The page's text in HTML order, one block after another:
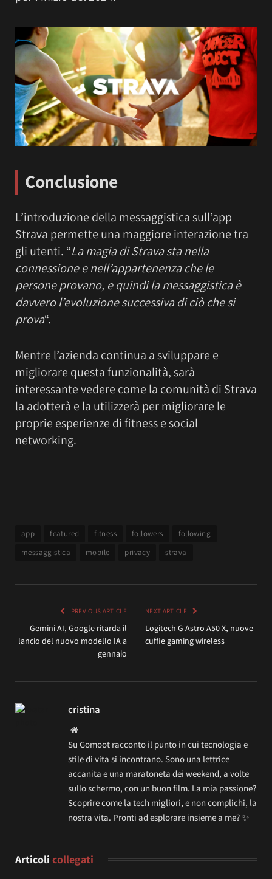
Conclusione
L’introduzione della messaggistica sull’app
Strava permette una maggiore interazione tra
gli utenti. “La magia di Strava sta nella
connessione e nell’appartenenza che le
persone provano, e quindi la messaggistica è
davvero l’evoluzione successiva di ciò che si
prova“.
Mentre l’azienda continua a sviluppare e
migliorare questa funzionalità, sarà
interessante vedere come la comunità di Strava
la adotterà e la utilizzerà per migliorare le
proprie esperienze di fitness e social
networking.
app featured fitness followers
following
messaggistica
mobile privacy strava
PREVIOUS ARTICLE
Gemini AI, Google ritarda il
lancio del nuovo modello IA a
gennaio
NEXT ARTICLE
Logitech G Astro A50 X, nuove
cuffie gaming wireless
cristina
Website
Su Gomoot racconto il punto in cui tecnologia e
stile di vita si incontrano. Sono una lettrice
accanita e una maratoneta dei weekend, a volte
sullo schermo, con un buon film. La mia passione?
Scoprire come la tech migliori, e non complichi, la
nostra vita. Pronti ad esplorare insieme a me? ✨
Articoli collegati